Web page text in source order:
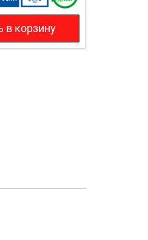
в корзину